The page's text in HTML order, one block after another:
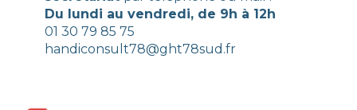
Du lundi au vendredi, de 9h à 12h
01 30 79 85 75
handiconsult78@ght78sud.fr